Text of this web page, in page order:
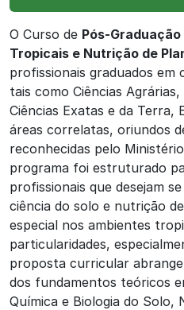
O Curso de Pós-
Tropicais e Nutrição de
profissionais graduados em
tais como Ciências Agrárias,
Ciências Exatas e da Terra,
áreas correlatas, oriundos
reconhecidas pelo
programa foi estruturado
profissionais que desejam
ciência do solo e nutrição
especial nos ambientes
particularidades,
proposta curricular
dos fundamentos teóricos
Química e Biologia do Solo,